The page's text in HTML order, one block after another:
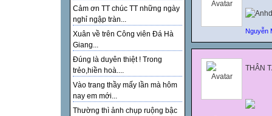
Cảm ơn TT chúc TT những ngày
nghỉ ngập tràn...
Xuân về trên Công viên Đá Hà
Giang...
Đúng là duyên thiệt ! Trong
trẻo,hiền hoà....
Vào trang thầy mấy lần mà hôm
nay em mới...
Thường thì ảnh chụp ruộng bậc
Nguyễn
THÂN